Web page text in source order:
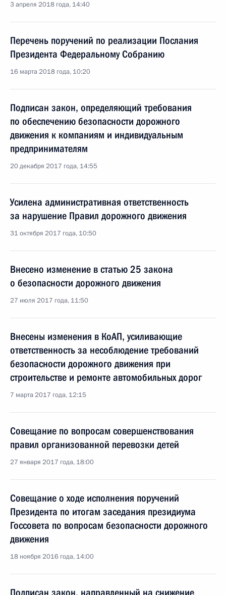
3 апреля 2018 года, 14:40
Перечень поручений по реализации Послания
Президента Федеральному Собранию
16 марта 2018 года, 10:20
Подписан закон, определяющий требования
по обеспечению безопасности дорожного
движения к компаниям и индивидуальным
предпринимателям
20 декабря 2017 года, 14:55
Усилена административная ответственность
за нарушение Правил дорожного движения
31 октября 2017 года, 10:50
Внесено изменение в статью 25 закона
о безопасности дорожного движения
27 июля 2017 года, 11:50
Внесены изменения в КоАП, усиливающие
ответственность за несоблюдение требований
безопасности дорожного движения при
строительстве и ремонте автомобильных дорог
7 марта 2017 года, 12:15
Совещание по вопросам совершенствования
правил организованной перевозки детей
27 января 2017 года, 18:00
Совещание о ходе исполнения поручений
Президента по итогам заседания президиума
Госсовета по вопросам безопасности дорожного
движения
18 ноября 2016 года, 14:00
Подписан закон, направленный на снижение